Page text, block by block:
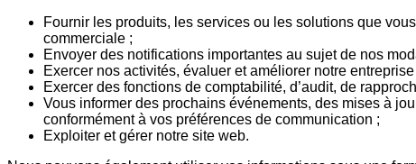
Fournir les produits, les services ou les solutions que
commerciale ;
Envoyer des notifications importantes au sujet de nos
Exercer nos activités, évaluer et améliorer notre
Exercer des fonctions de comptabilité, d’audit, de
Vous informer des prochains événements, des mises à
conformément à vos préférences de communication ;
Exploiter et gérer notre site web.